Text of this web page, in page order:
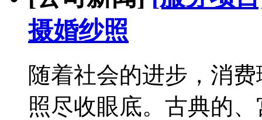
摄婚纱照
随着社会的进步，消
照尽收眼底。古典的